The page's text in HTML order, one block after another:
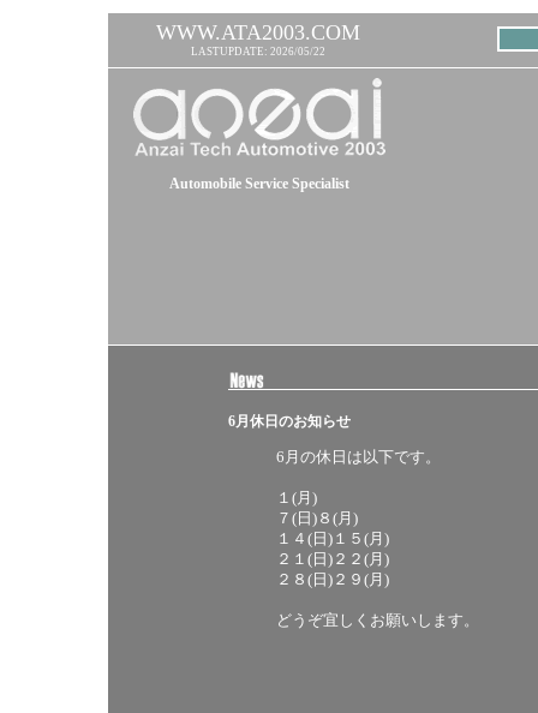
WWW.ATA2003.COM
LASTUPDATE: 2026/05/22
Automobile Service Specialist
6月休日のお知らせ
6月の休日は以下です。
１(月)
７(日)８(月)
１４(日)１５(月)
２１(日)２２(月)
２８(日)２９(月)
どうぞ宜しくお願いします。